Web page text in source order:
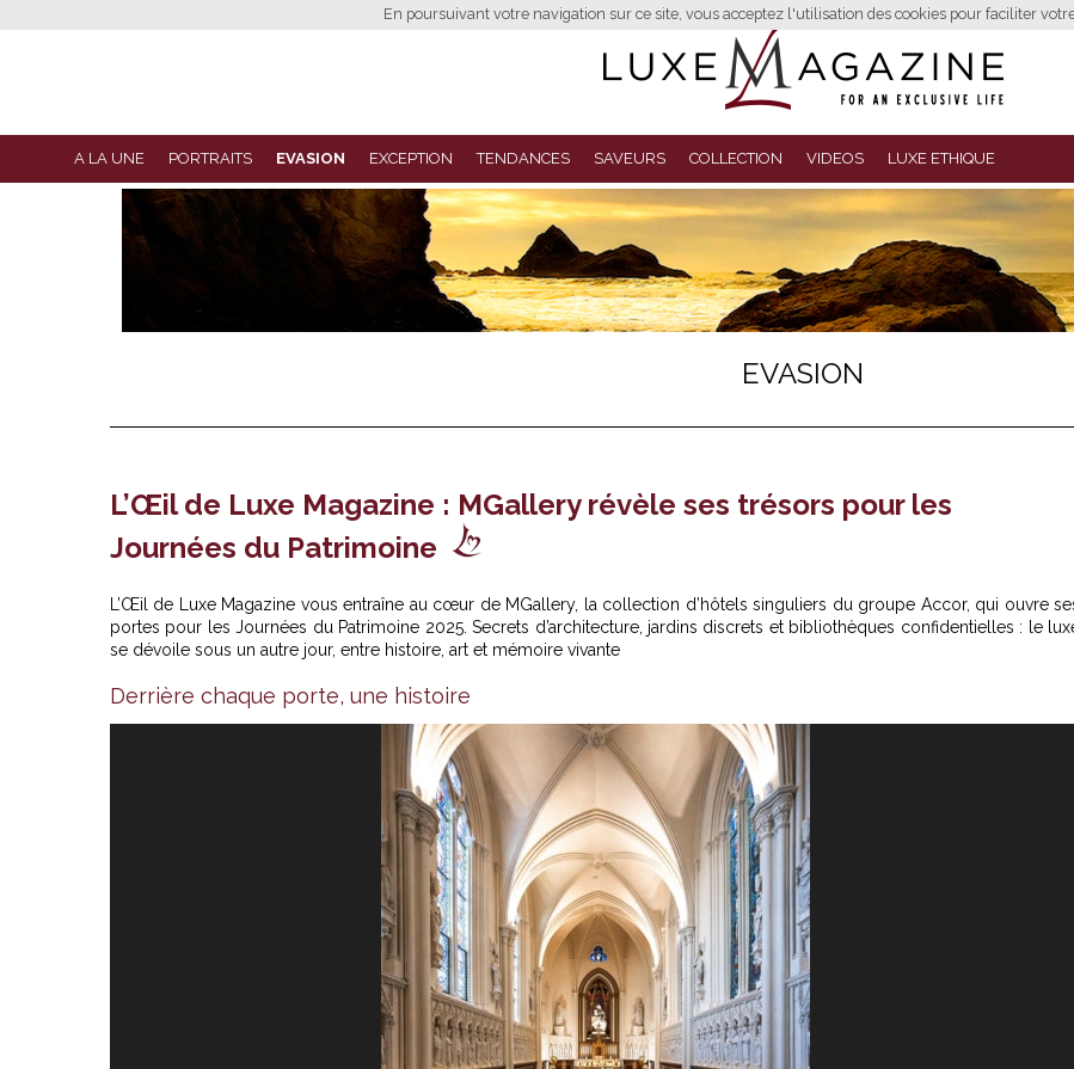
En poursuivant votre navigation sur ce site, vous acceptez l'utilisation des cookies pour faciliter
A LA UNE PORTRAITS EVASION EXCEPTION TENDANCES SAVEURS COLLECTION VIDEOS LUXE ETHIQUE
EVASION
L’Œil de Luxe Magazine : MGallery révèle ses trésors pour les
Journées du Patrimoine
L’Œil de Luxe Magazine vous entraîne au cœur de MGallery, la collection d’hôtels singuliers du groupe Accor, qui ouvre
portes pour les Journées du Patrimoine 2025. Secrets d’architecture, jardins discrets et bibliothèques confidentielles : le
se dévoile sous un autre jour, entre histoire, art et mémoire vivante
Derrière chaque porte, une histoire